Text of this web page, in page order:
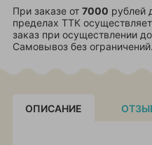
При заказе от 7000 рублей
пределах ТТК
заказ при осуществлении
Самовывоз без ограничений.
ОПИСАНИЕ